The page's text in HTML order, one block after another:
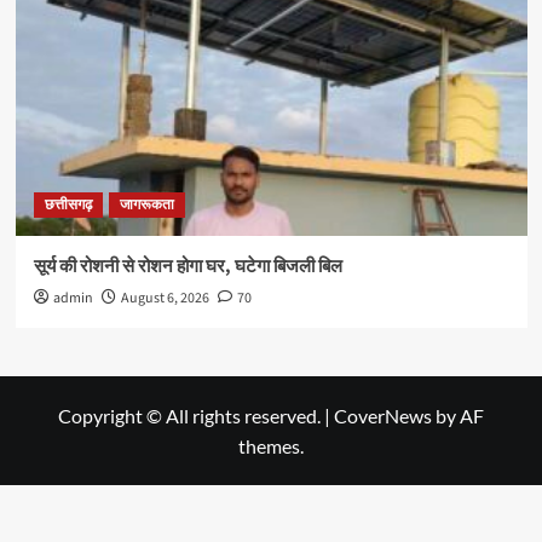
छत्तीसगढ़ जागरूकता
सूर्य की रोशनी से रोशन होगा घर, घटेगा बिजली बिल
admin August 6, 2026 70
Copyright © All rights reserved. | CoverNews by AF
themes.